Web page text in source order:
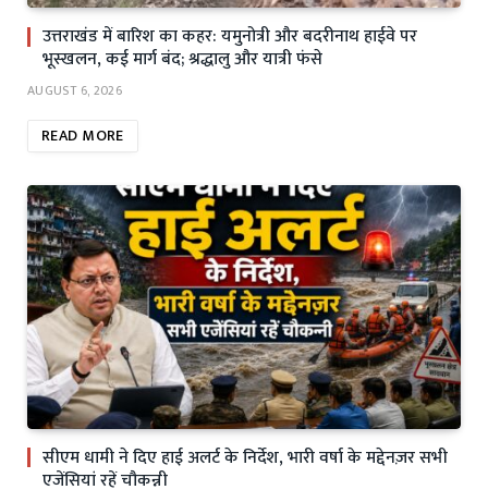
उत्तराखंड में बारिश का कहर: यमुनोत्री और बदरीनाथ हाईवे पर
भूस्खलन, कई मार्ग बंद; श्रद्धालु और यात्री फंसे
AUGUST 6, 2026
READ MORE
सीएम धामी ने दिए हाई अलर्ट के निर्देश, भारी वर्षा के मद्देनज़र सभी
एजेंसियां रहें चौकन्नी